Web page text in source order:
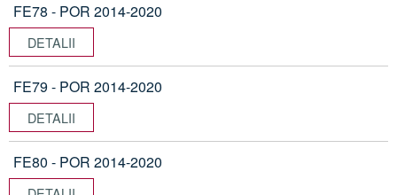
FE78 - POR 2014-2020
DETALII
FE79 - POR 2014-2020
DETALII
FE80 - POR 2014-2020